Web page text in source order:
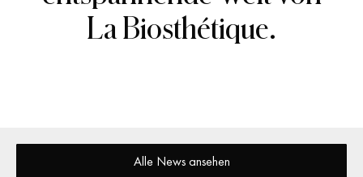
La Biosthétique.
Alle News ansehen